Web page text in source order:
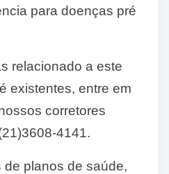
para doenças pré
relacionado a este
existentes, entre em
corretores
4141.
de planos de saúde,